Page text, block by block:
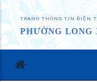
TRANG THÔNG TIN ĐIỆN
PHƯỜNG LONG